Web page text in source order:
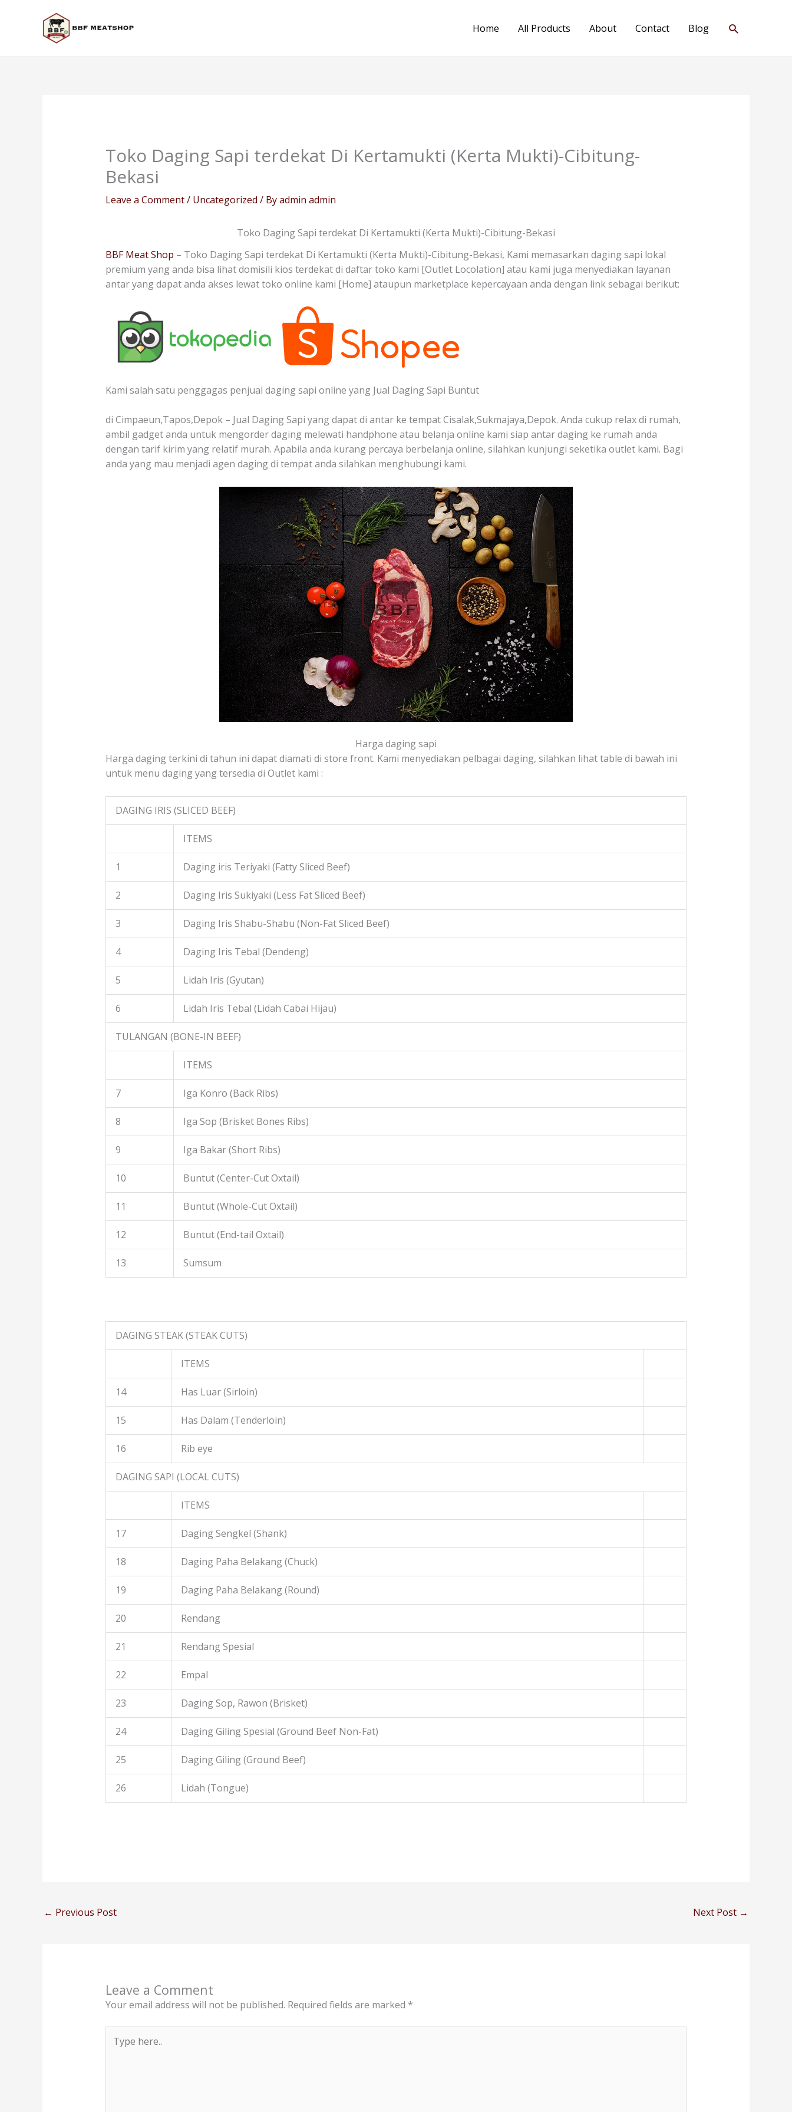
Home All Products About Contact Blog Search
Toko Daging Sapi terdekat Di Kertamukti (Kerta Mukti)-Cibitung-
Bekasi
Leave a Comment/ Uncategorized / Byadmin admin
Toko Daging Sapi terdekat Di Kertamukti (Kerta Mukti)-Cibitung-Bekasi
BBF Meat Shop – Toko Daging Sapi terdekat Di Kertamukti (Kerta Mukti)-Cibitung-Bekasi, Kami memasarkan daging sapi lokal
premium yang anda bisa lihat domisili kios terdekat di daftar toko kami [Outlet Locolation] atau kami juga menyediakan layanan
antar yang dapat anda akses lewat toko online kami [Home] ataupun marketplace kepercayaan anda dengan link sebagai berikut:
Kami salah satu penggagas penjual daging sapi online yang Jual Daging Sapi Buntut
di Cimpaeun,Tapos,Depok – Jual Daging Sapi yang dapat di antar ke tempat Cisalak,Sukmajaya,Depok. Anda cukup relax di rumah,
ambil gadget anda untuk mengorder daging melewati handphone atau belanja online kami siap antar daging ke rumah anda
dengan tarif kirim yang relatif murah. Apabila anda kurang percaya berbelanja online, silahkan kunjungi seketika outlet kami. Bagi
anda yang mau menjadi agen daging di tempat anda silahkan menghubungi kami.
Harga daging sapi
Harga daging terkini di tahun ini dapat diamati di store front. Kami menyediakan pelbagai daging, silahkan lihat table di bawah ini
untuk menu daging yang tersedia di Outlet kami :
DAGING IRIS (SLICED BEEF)
ITEMS
1 Daging iris Teriyaki (Fatty Sliced Beef)
2 Daging Iris Sukiyaki (Less Fat Sliced Beef)
3 Daging Iris Shabu-Shabu (Non-Fat Sliced Beef)
4 Daging Iris Tebal (Dendeng)
5 Lidah Iris (Gyutan)
6 Lidah Iris Tebal (Lidah Cabai Hijau)
TULANGAN (BONE-IN BEEF)
ITEMS
7 Iga Konro (Back Ribs)
8 Iga Sop (Brisket Bones Ribs)
9 Iga Bakar (Short Ribs)
10 Buntut (Center-Cut Oxtail)
11 Buntut (Whole-Cut Oxtail)
12 Buntut (End-tail Oxtail)
13 Sumsum
DAGING STEAK (STEAK CUTS)
ITEMS
14 Has Luar (Sirloin)
15 Has Dalam (Tenderloin)
16 Rib eye
DAGING SAPI (LOCAL CUTS)
ITEMS
17 Daging Sengkel (Shank)
18 Daging Paha Belakang (Chuck)
19 Daging Paha Belakang (Round)
20 Rendang
21 Rendang Spesial
22 Empal
23 Daging Sop, Rawon (Brisket)
24 Daging Giling Spesial (Ground Beef Non-Fat)
25 Daging Giling (Ground Beef)
26 Lidah (Tongue)
← Previous Post Next Post →
Leave a Comment
Your email address will not be published. Required fields are marked *
here..